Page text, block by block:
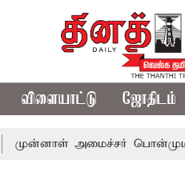
விளையாட்டு ஜோதிடம்
அமைச்சர் பொன்முடிக்கு